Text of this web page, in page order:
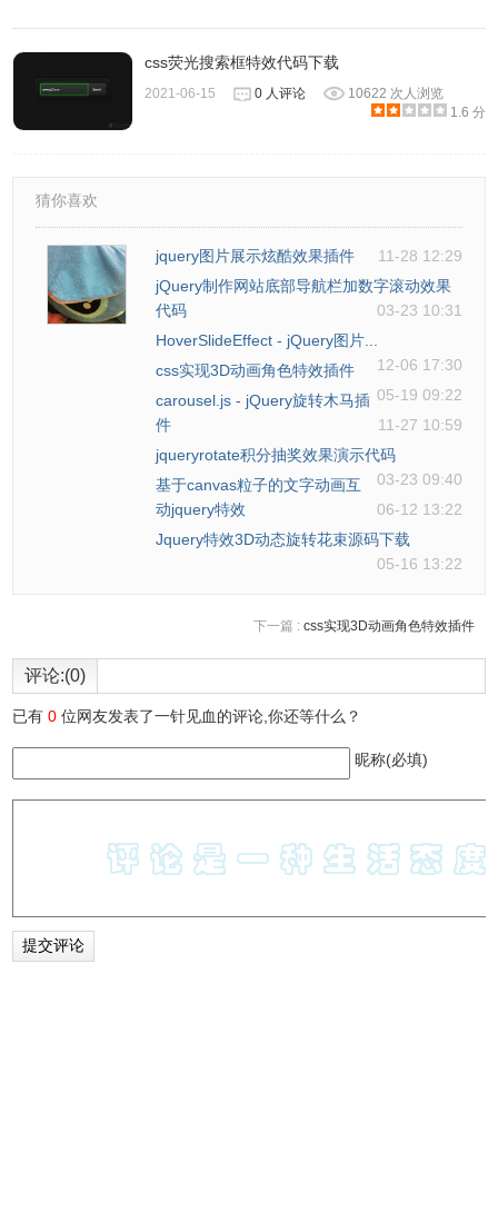
66
67
69
75
78
79
80
81
82
100
101
}
function
(e.touches.length > 0) {
mouse.x = e.touches[0].clientX;
mouse.y = e.touches[0].clientY;
}
ww = canvas.width =
wh = canvas.height =
ctx.clearRect(0, 0, canvas.width,
link.rel =
link.type = 'text/css' ;
link.href = 'https://
document.getElementsByTagName(
'bold 26vw "Abril
ctx.textAlign = "center" ;
ctx.fillText(headline.innerHTML,
data = ctx.getImageData(0, 0,
ctx.clearRect(0, 0, canvas.width,
ctx.globalCompositeOperation =
particles = [];
(var i = 0; i < ww; i +=
for (var j = 0; j < wh; j +=
(data[((i + j * ww) * 4) +
}
css荧光搜索框特效代码下载
2021-06-15 0 人评论
10622 次人浏览
1.6 分
猜你喜欢
jquery图片展示炫酷效果插件
11-28 12:29
jQuery制作网站底部导航栏加数字滚动效果
代码
03-23 10:31
HoverSlideEffect - jQuery图片...
12-06 17:30
css实现3D动画角色特效插件
05-19 09:22
carousel.js - jQuery旋转木马插
件
11-27 10:59
jqueryrotate积分抽奖效果演示代码
03-23 09:40
基于canvas粒子的文字动画互
动jquery特效
06-12 13:22
Jquery特效3D动态旋转花束源码下载
05-16 13:22
下一篇 : css实现3D动画角色特效插件
评论:(0)
已有0 位网友发表了一针见血的评论,你还等什么？
昵称(必填)